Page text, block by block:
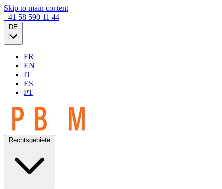
Skip to main content
+41 58 590 11 44
FR
EN
IT
ES
PT